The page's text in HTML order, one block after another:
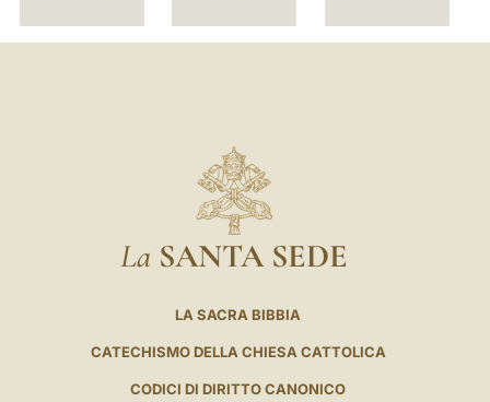
La SANTA SEDE
LA SACRA BIBBIA
CATECHISMO DELLA CHIESA CATTOLICA
CODICI DI DIRITTO CANONICO